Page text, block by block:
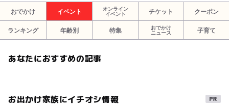
おでかけ イベント
オンライン
イベント
チケット クーポン
ランキング 年齢別 特集
おでかけ
ニュース
子育て
あなたにおすすめの記事
お出かけ家族にイチオシ情報